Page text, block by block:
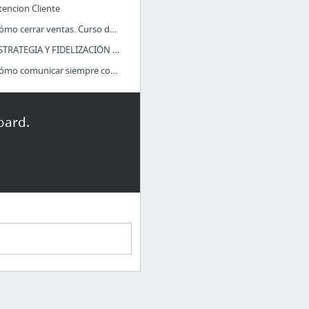
Cliente
03. Cómo cerrar ventas. Curso de Ventas con Jorge Martínez
02. ESTRATEGIA Y FIDELIZACIÓN DE CLIENTES
01. Cómo comunicar siempre con eficacia: Ángel Lafuente at TEDxCanarias
gramatika ariketak